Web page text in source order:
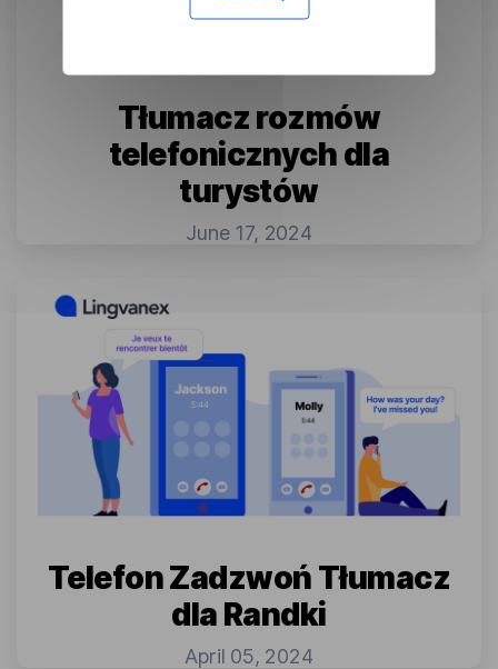
Tłumacz rozmów
telefonicznych dla
turystów
June 17, 2024
Telefon Zadzwoń Tłumacz
dla Randki
April 05, 2024